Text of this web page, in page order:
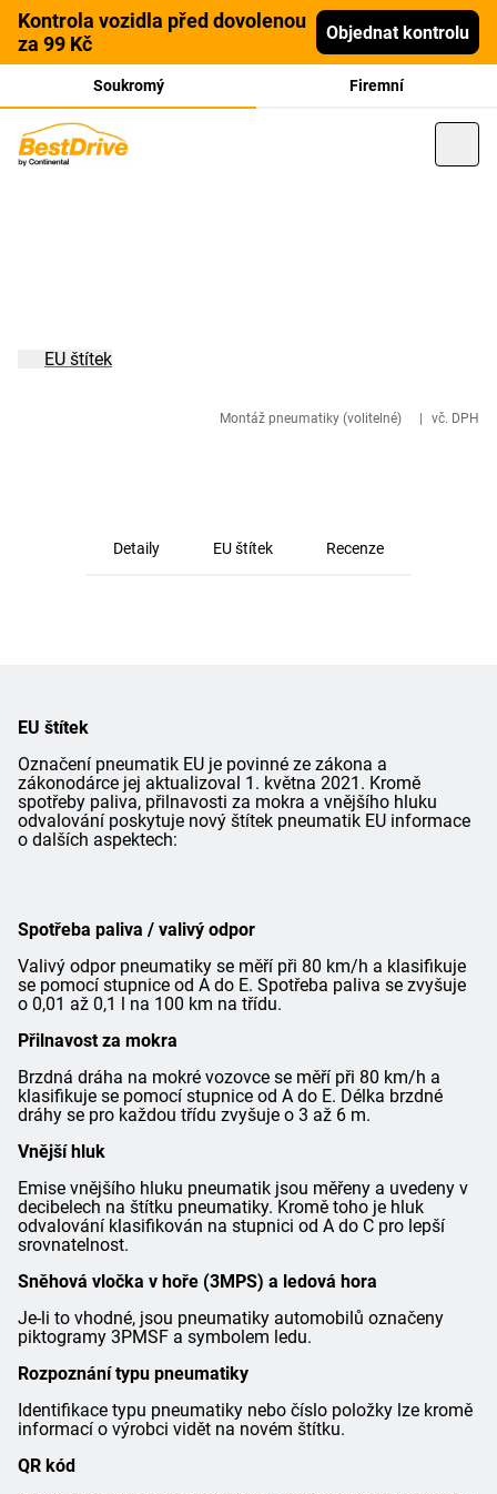
Kontrola vozidla před dovolenou
za 99 Kč
Objednat kontrolu
Soukromý Firemní
Montáž pneumatiky (volitelné) vč. DPH
EU štítek
Detaily EU štítek Recenze
EU štítek
Označení pneumatik EU je povinné ze zákona a
zákonodárce jej aktualizoval 1. května 2021. Kromě
spotřeby paliva, přilnavosti za mokra a vnějšího hluku
odvalování poskytuje nový štítek pneumatik EU informace
o dalších aspektech:
Spotřeba paliva / valivý odpor
Valivý odpor pneumatiky se měří při 80 km/h a klasifikuje
se pomocí stupnice od A do E. Spotřeba paliva se zvyšuje
o 0,01 až 0,1 l na 100 km na třídu.
Přilnavost za mokra
Brzdná dráha na mokré vozovce se měří při 80 km/h a
klasifikuje se pomocí stupnice od A do E. Délka brzdné
dráhy se pro každou třídu zvyšuje o 3 až 6 m.
Vnější hluk
Emise vnějšího hluku pneumatik jsou měřeny a uvedeny v
decibelech na štítku pneumatiky. Kromě toho je hluk
odvalování klasifikován na stupnici od A do C pro lepší
srovnatelnost.
Sněhová vločka v hoře (3MPS) a ledová hora
Je-li to vhodné, jsou pneumatiky automobilů označeny
piktogramy 3PMSF a symbolem ledu.
Rozpoznání typu pneumatiky
Identifikace typu pneumatiky nebo číslo položky lze kromě
informací o výrobci vidět na novém štítku.
QR kód